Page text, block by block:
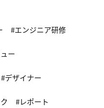
エンジニア研修
ー
デザイナー
レポート